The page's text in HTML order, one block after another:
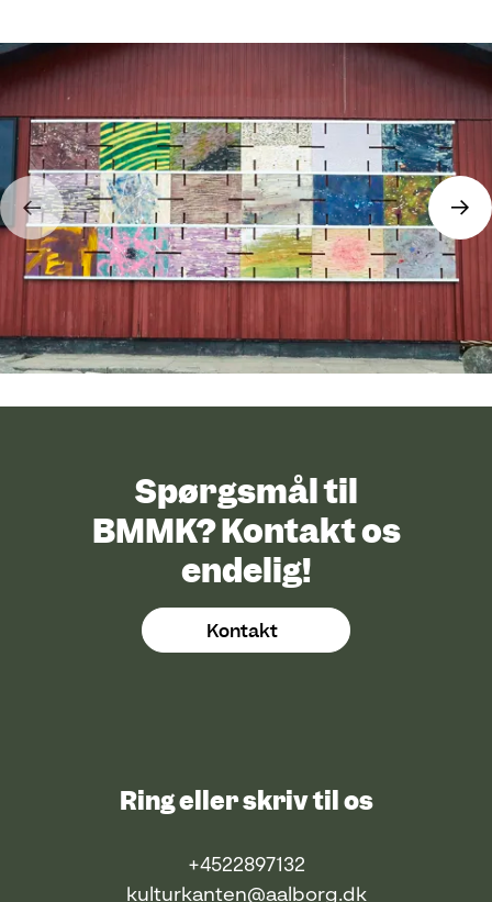
Spørgsmål til
BMMK? Kontakt os
endelig!
Kontakt
Ring eller skriv til os
+4522897132
kulturkanten@aalborg.dk